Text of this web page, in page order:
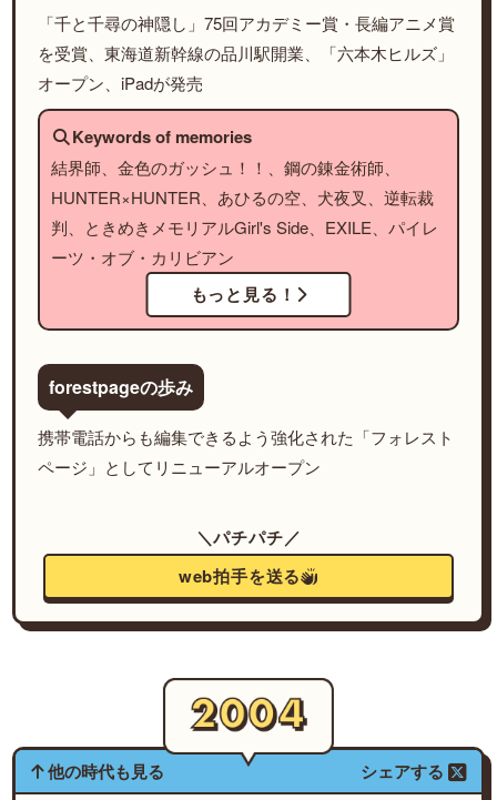
「千と千尋の神隠し」75回アカデミー賞・長編アニメ賞
を受賞、東海道新幹線の品川駅開業、「六本木ヒルズ」
オープン、iPadが発売
Keywords of memories
結界師、金色のガッシュ！！、鋼の錬金術師、
HUNTER×HUNTER、あひるの空、犬夜叉、逆転裁
判、ときめきメモリアルGirl's Side、EXILE、パイレ
ーツ・オブ・カリビアン
もっと見る！
forestpageの歩み
携帯電話からも編集できるよう強化された「フォレスト
ページ」としてリニューアルオープン
＼パチパチ／
web拍手を送る
他の時代も見る シェアする